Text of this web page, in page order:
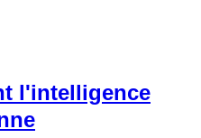
l'intelligence